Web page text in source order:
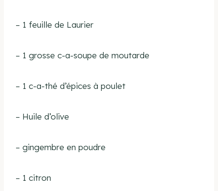
– 1 feuille de Laurier
– 1 grosse c-a-soupe de moutarde
– 1 c-a-thé d’épices à poulet
– Huile d’olive
– gingembre en poudre
– 1 citron